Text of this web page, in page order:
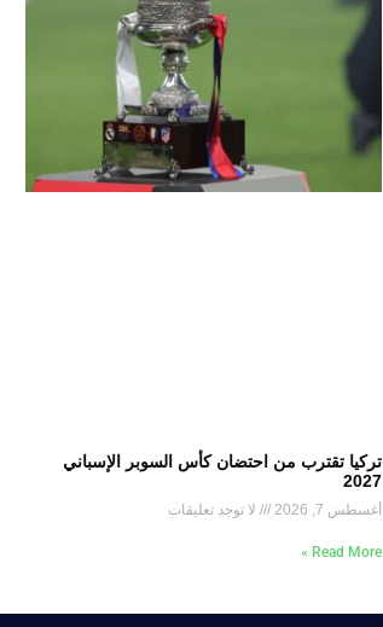
تركيا تقترب من احتضان كأس السوبر الإسباني
2027
أغسطس 7, 2026 لا توجد تعليقات
Read More »